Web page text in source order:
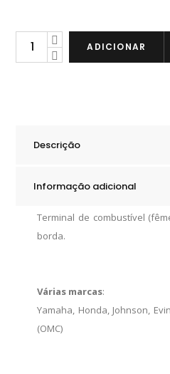
Plastimo
Terminal
Marcas
ADICIONAR
Descrição
Informação adicional
Terminal de combustível
borda.
Várias marcas:
Yamaha, Honda, Johnson,
(OMC)